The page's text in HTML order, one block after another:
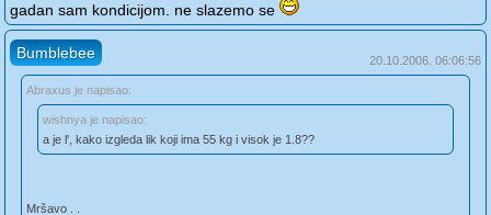
gadan sam kondicijom. ne slazemo se
Bumblebee 20.10.2006. 06:06:56
Abraxus je napisao:
wishnya je napisao:
a je l', kako izgleda lik koji ima 55 kg i visok je 1.8??
Mršavo . .